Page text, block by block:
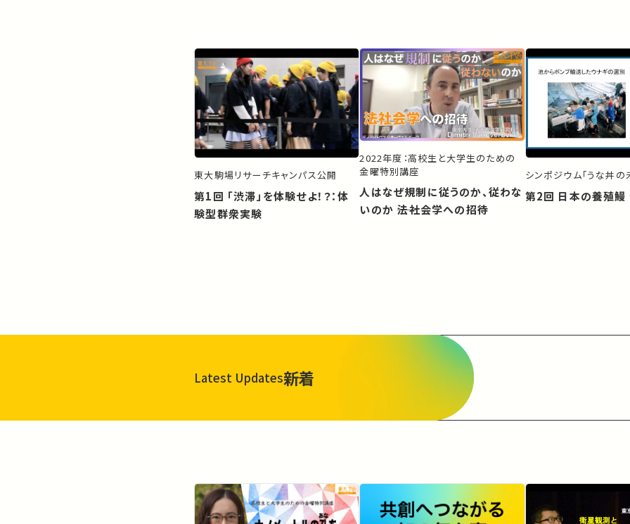
東大駒場リサーチキャンパス公開
第1回 「渋滞」を体験せよ！？：体
験型群衆実験
2022年度：高校生と大学生のための
金曜特別講座
人はなぜ規制に従うのか、従わな
いのか ――法社会学への招待
シンポジウム「うな丼の
第2回 日本の養殖
Latest Updates新着
一覧を見る